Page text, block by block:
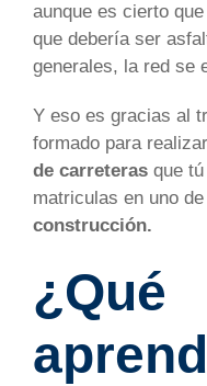
aunque es cierto
que debería ser
generales, la red se
Y eso es gracias al
formado para
de carreteras que
matriculas en uno
construcción.
¿Qué